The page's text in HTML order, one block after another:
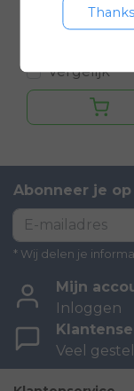
Vergelijk
Abonneer je
* Wij delen je
Mijn
Inloggen
Veel
Thanks